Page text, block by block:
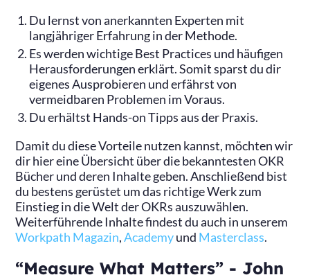
Du lernst von anerkannten Experten mit
langjähriger Erfahrung in der Methode.
Es werden wichtige Best Practices und häufigen
Herausforderungen erklärt. Somit sparst du dir
eigenes Ausprobieren und erfährst von
vermeidbaren Problemen im Voraus.
Du erhältst Hands-on Tipps aus der Praxis.
Damit du diese Vorteile nutzen kannst, möchten wir
dir hier eine Übersicht über die bekanntesten OKR
Bücher und deren Inhalte geben. Anschließend bist
du bestens gerüstet um das richtige Werk zum
Einstieg in die Welt der OKRs auszuwählen.
Weiterführende Inhalte findest du auch in unserem
Workpath Magazin,Academyund Masterclass.
“Measure What Matters” - John